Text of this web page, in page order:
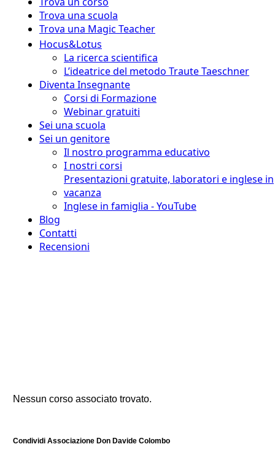
Trova una scuola
Trova una Magic Teacher
Hocus&Lotus
La ricerca scientifica
L’ideatrice del metodo Traute Taeschner
Diventa Insegnante
Corsi di Formazione
Webinar gratuiti
Sei una scuola
Sei un genitore
Il nostro programma educativo
I nostri corsi
Presentazioni gratuite, laboratori e inglese in
vacanza
Inglese in famiglia - YouTube
Blog
Contatti
Recensioni
Nessun corso associato trovato.
Condividi Associazione Don Davide Colombo